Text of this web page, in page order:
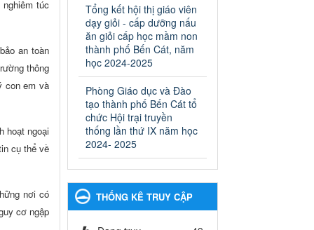
túc
an toàn
thông
con em và
hoạt ngoại
cụ thể về
nơi có
cơ ngập
lĩnh vực giáo dục đào tạo
thuộc hệ giáo dục quốc
dân và cơ sở giáo dục khác
thuộc thẩm quyền giải
quyết của Sở Giáo dục và
Đào tạo, Ủy ban nhân dân
cấp huyện
Quyết định công bố thủ tục
hành chính bị bãi bỏ trong lĩnh
vực giáo dục đào tạo thuộc hệ
giáo dục quốc dân và cơ sở
giáo dục khác thuộc thẩm
quyền giải quyết của Sở Giáo
dục và Đào tạo, Ủy ban nhân
dân cấp huyện
Tổng kết hội thị giáo viên
dạy giỏi - cấp dưỡng nấu
ăn giỏi cấp học mầm non
thành phố Bến Cát, năm
học 2024-2025
Phòng Giáo dục và Đào
tạo thành phố Bến Cát tổ
chức Hội trại truyền
thống lần thứ IX năm học
2024- 2025
THỐNG KÊ TRUY CẬP